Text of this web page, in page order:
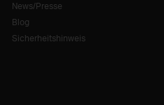
News/Presse
Blog
Sicherheitshinweis